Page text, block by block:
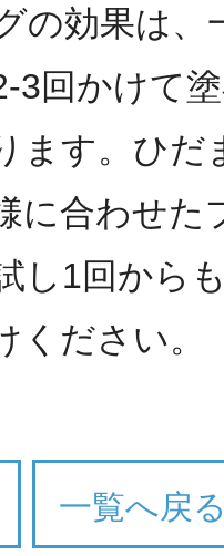
の効果は、
3回かけて
ます。ひだ
に合わせた
し1回から
ください。
一覧へ戻